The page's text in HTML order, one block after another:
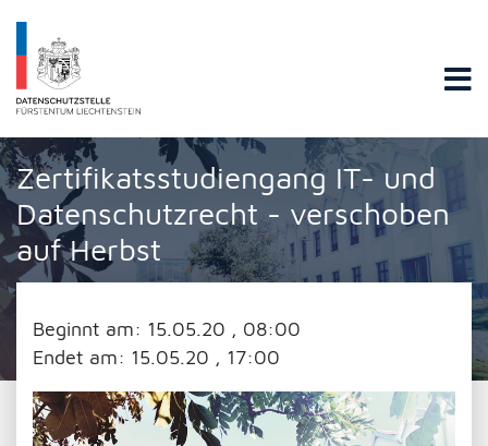
Datenschutzstelle Fürstentums Liechtenstein
Zertifikatsstudiengang IT- und
Datenschutzrecht - verschoben
auf Herbst
Beginnt am: 15.05.20 , 08:00
Endet am: 15.05.20 , 17:00